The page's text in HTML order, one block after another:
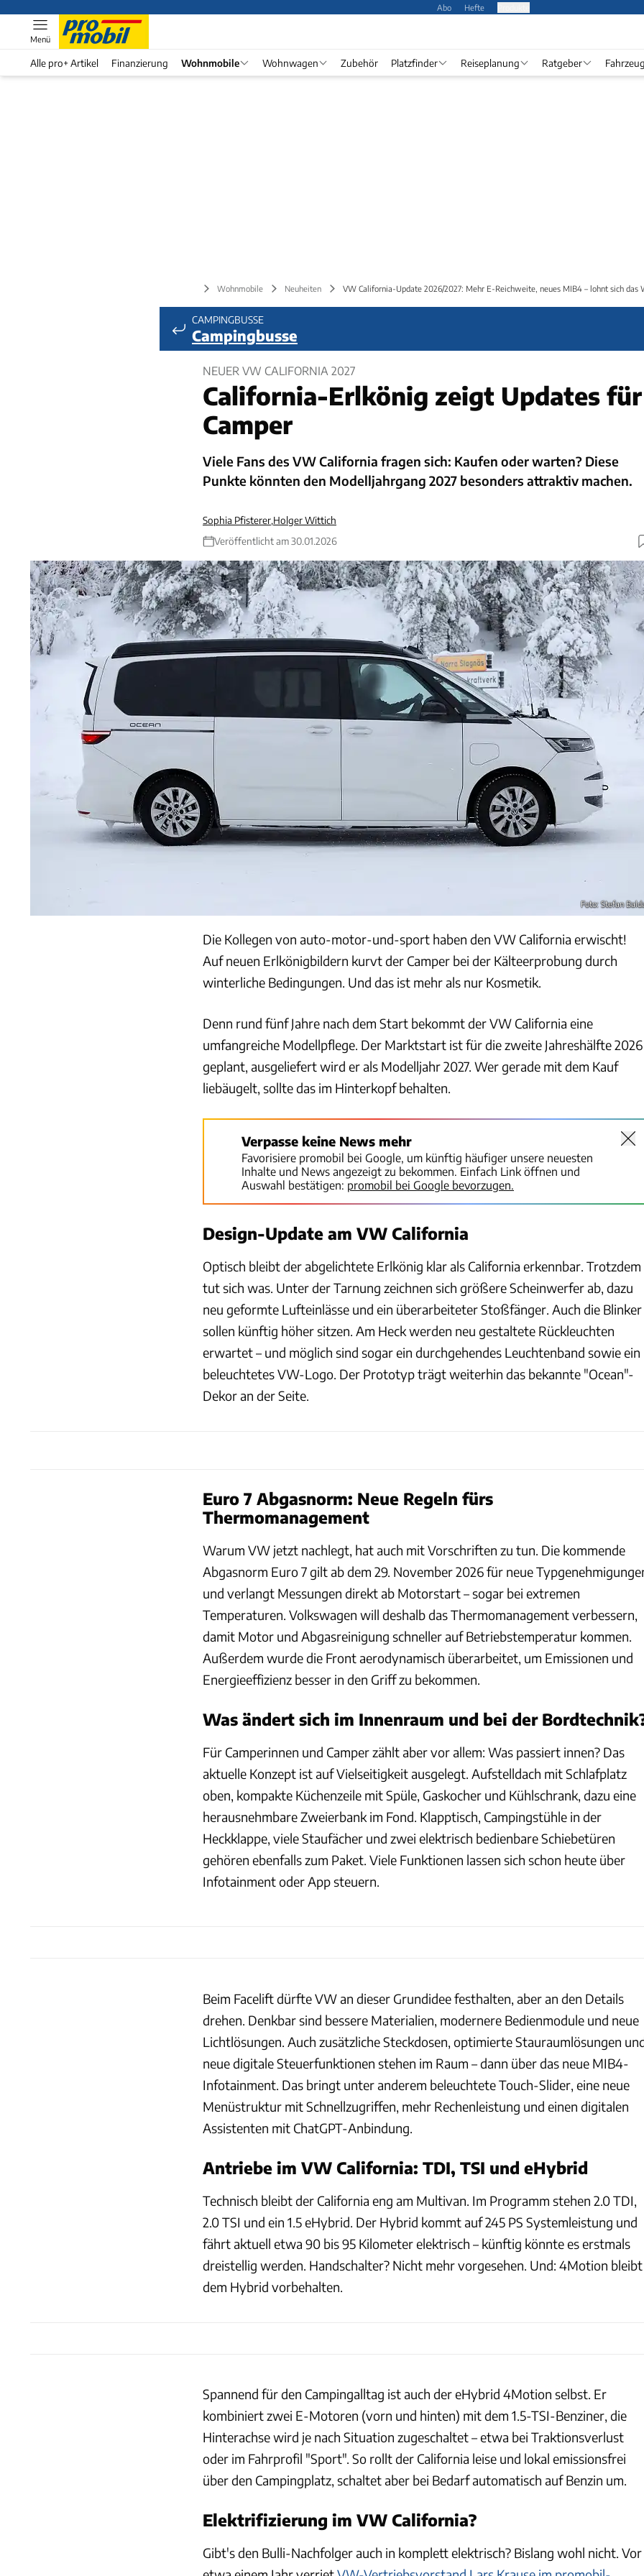
Abo Hefte
Menü
Alle pro+ Artikel Finanzierung Wohnmobile Wohnwagen Zubehör Platzfinder Reiseplanung Ratgeber
Wohnmobile Neuheiten VW California-Update 2026/2027: Mehr E-Reichweite, neues MIB4 – lohnt sich das
CAMPINGBUSSE
Campingbusse
NEUER VW CALIFORNIA 2027
California-Erlkönig zeigt Updates für
Camper
Viele Fans des VW California fragen sich: Kaufen oder warten? Diese
Punkte könnten den Modelljahrgang 2027 besonders attraktiv machen.
Sophia Pfisterer,Holger Wittich
Veröffentlicht am 30.01.2026
Foto: Stefan
Die Kollegen von auto-motor-und-sport haben den VW California erwischt!
Auf neuen Erlkönigbildern kurvt der Camper bei der Kälteerprobung durch
winterliche Bedingungen. Und das ist mehr als nur Kosmetik.
Denn rund fünf Jahre nach dem Start bekommt der VW California eine
umfangreiche Modellpflege. Der Marktstart ist für die zweite Jahreshälfte 2026
geplant, ausgeliefert wird er als Modelljahr 2027. Wer gerade mit dem Kauf
liebäugelt, sollte das im Hinterkopf behalten.
Verpasse keine News mehr
Favorisiere promobil bei Google, um künftig häufiger unsere neuesten
Inhalte und News angezeigt zu bekommen. Einfach Link öffnen und
Auswahl bestätigen: promobil bei Google bevorzugen.
Design-Update am VW California
Optisch bleibt der abgelichtete Erlkönig klar als California erkennbar. Trotzdem
tut sich was. Unter der Tarnung zeichnen sich größere Scheinwerfer ab, dazu
neu geformte Lufteinlässe und ein überarbeiteter Stoßfänger. Auch die Blinker
sollen künftig höher sitzen. Am Heck werden neu gestaltete Rückleuchten
erwartet – und möglich sind sogar ein durchgehendes Leuchtenband sowie ein
beleuchtetes VW-Logo. Der Prototyp trägt weiterhin das bekannte "Ocean"-
Dekor an der Seite.
Euro 7 Abgasnorm: Neue Regeln fürs
Thermomanagement
Warum VW jetzt nachlegt, hat auch mit Vorschriften zu tun. Die kommende
Abgasnorm Euro 7 gilt ab dem 29. November 2026 für neue
und verlangt Messungen direkt ab Motorstart – sogar bei extremen
Temperaturen. Volkswagen will deshalb das Thermomanagement verbessern,
damit Motor und Abgasreinigung schneller auf Betriebstemperatur kommen.
Außerdem wurde die Front aerodynamisch überarbeitet, um Emissionen und
Energieeffizienz besser in den Griff zu bekommen.
Was ändert sich im Innenraum und bei der
Für Camperinnen und Camper zählt aber vor allem: Was passiert innen? Das
aktuelle Konzept ist auf Vielseitigkeit ausgelegt. Aufstelldach mit Schlafplatz
oben, kompakte Küchenzeile mit Spüle, Gaskocher und Kühlschrank, dazu eine
herausnehmbare Zweierbank im Fond. Klapptisch, Campingstühle in der
Heckklappe, viele Staufächer und zwei elektrisch bedienbare Schiebetüren
gehören ebenfalls zum Paket. Viele Funktionen lassen sich schon heute über
Infotainment oder App steuern.
Beim Facelift dürfte VW an dieser Grundidee festhalten, aber an den Details
drehen. Denkbar sind bessere Materialien, modernere Bedienmodule und neue
Lichtlösungen. Auch zusätzliche Steckdosen, optimierte Stauraumlösungen
neue digitale Steuerfunktionen stehen im Raum – dann über das neue MIB4-
Infotainment. Das bringt unter anderem beleuchtete Touch-Slider, eine neue
Menüstruktur mit Schnellzugriffen, mehr Rechenleistung und einen digitalen
Assistenten mit ChatGPT-Anbindung.
Antriebe im VW California: TDI, TSI und eHybrid
Technisch bleibt der California eng am Multivan. Im Programm stehen 2.0 TDI,
2.0 TSI und ein 1.5 eHybrid. Der Hybrid kommt auf 245 PS Systemleistung und
fährt aktuell etwa 90 bis 95 Kilometer elektrisch – künftig könnte es erstmals
dreistellig werden. Handschalter? Nicht mehr vorgesehen. Und: 4Motion bleibt
dem Hybrid vorbehalten.
Spannend für den Campingalltag ist auch der eHybrid 4Motion selbst. Er
kombiniert zwei E-Motoren (vorn und hinten) mit dem 1.5-TSI-Benziner, die
Hinterachse wird je nach Situation zugeschaltet – etwa bei Traktionsverlust
oder im Fahrprofil "Sport". So rollt der California leise und lokal emissionsfrei
über den Campingplatz, schaltet aber bei Bedarf automatisch auf Benzin um.
Elektrifizierung im VW California?
Gibt's den Bulli-Nachfolger auch in komplett elektrisch? Bislang wohl nicht. Vor